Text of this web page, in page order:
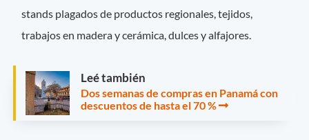
stands plagados de productos regionales, tejidos,
trabajos en madera y cerámica, dulces y alfajores.
Leé también
Dos semanas de compras en Panamá con
descuentos de hasta el 70 %